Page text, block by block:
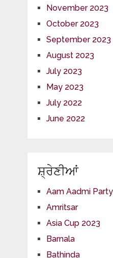
November 2023
October 2023
September 2023
August 2023
July 2023
May 2023
July 2022
June 2022
ਸ਼੍ਰੇਣੀਆਂ
Aam Aadmi Party
Amritsar
Asia Cup 2023
Barnala
Bathinda